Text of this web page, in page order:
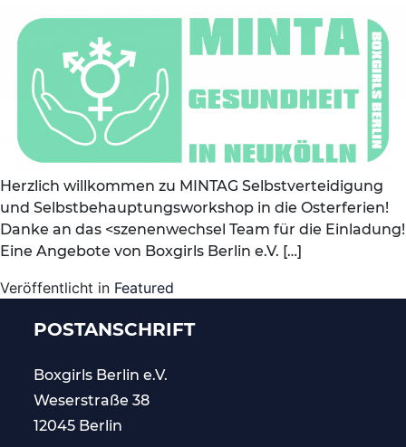
Herzlich willkommen zu MINTAG Selbstverteidigung
und Selbstbehauptungsworkshop in die Osterferien!
Danke an das <szenenwechsel Team für die Einladung!
Eine Angebote von Boxgirls Berlin e.V. […]
Veröffentlicht in Featured
POSTANSCHRIFT
Boxgirls Berline.V.
Weserstraße 38
12045 Berlin